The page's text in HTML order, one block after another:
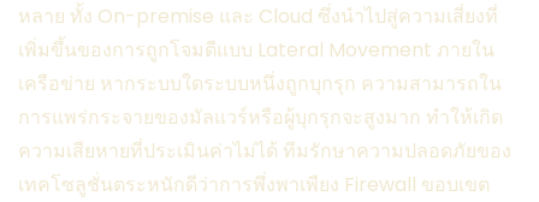
หลาย ทั้ง On-premise และ Cloud ซึ่งนำไปสู่ความเสี่ยงที่
เพิ่มขึ้นของการถูกโจมตีแบบ Lateral Movement ภายใน
เครือข่าย หากระบบใดระบบหนึ่งถูกบุกรุก ความสามารถใน
การแพร่กระจายของมัลแวร์หรือผู้บุกรุกจะสูงมาก ทำให้เกิด
ความเสียหายที่ประเมินค่าไม่ได้ ทีมรักษาความปลอดภัยของ
เทคโซลูชั่นตระหนักดีว่าการพึ่งพาเพียง Firewall ขอบเขต